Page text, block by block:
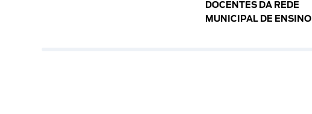
DOCENTES DA REDE
MUNICIPAL DE ENSINO